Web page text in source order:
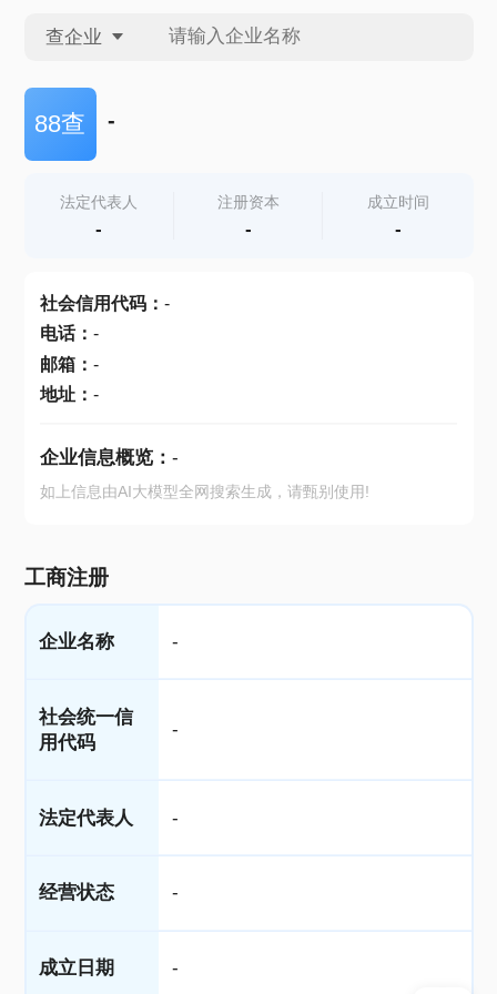
查企业
查企业
查产地
88查 -
法定代表人
-
注册资本
-
成立时间
-
社会信用代码： -
电话： -
邮箱： -
地址： -
企业信息概览： -
如上信息由AI大模型全网搜索生成，请甄别使用!
工商注册
企业名称 -
社会统一信
用代码
-
法定代表人 -
经营状态 -
成立日期 -